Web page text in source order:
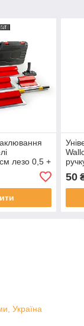
лезо 0,5 +
см з
50
Україна